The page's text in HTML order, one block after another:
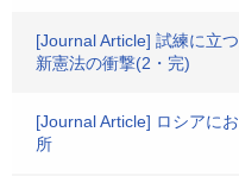
[Journal Article] 試練に立
新憲法の衝撃(2・完)
[Journal Article] ロシアに
所